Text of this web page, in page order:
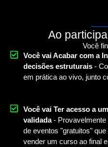
Ao
Você
Você vai Acabar com a
decisões estruturais-
em prática ao vivo, junto
Você vai Ter acesso a
validada- Provavelmente
de eventos "gratuitos"
vender um curso ao final